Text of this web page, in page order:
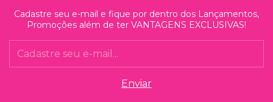
Cadastre seu e-mail e fique por dentro dos Lançamentos,
Promoções além de ter VANTAGENS EXCLUSIVAS!